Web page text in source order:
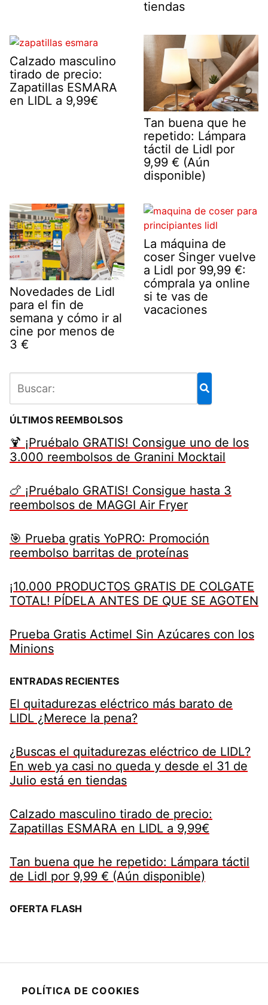
tiendas
Calzado masculino
tirado de precio:
Zapatillas ESMARA
en LIDL a 9,99€
Tan buena que he
repetido: Lámpara
táctil de Lidl por
9,99 € (Aún
disponible)
Novedades de Lidl
para el fin de
semana y cómo ir al
cine por menos de
3 €
La máquina de
coser Singer vuelve
a Lidl por 99,99 €:
cómprala ya online
si te vas de
vacaciones
ÚLTIMOS REEMBOLSOS
🍹 ¡Pruébalo GRATIS! Consigue uno de los
3.000 reembolsos de Granini Mocktail
🍗 ¡Pruébalo GRATIS! Consigue hasta 3
reembolsos de MAGGI Air Fryer
🎯 Prueba gratis YoPRO: Promoción
reembolso barritas de proteínas
¡10.000 PRODUCTOS GRATIS DE COLGATE
TOTAL! PÍDELA ANTES DE QUE SE AGOTEN
Prueba Gratis Actimel Sin Azúcares con los
Minions
ENTRADAS RECIENTES
El quitadurezas eléctrico más barato de
LIDL ¿Merece la pena?
¿Buscas el quitadurezas eléctrico de LIDL?
En web ya casi no queda y desde el 31 de
Julio está en tiendas
Calzado masculino tirado de precio:
Zapatillas ESMARA en LIDL a 9,99€
Tan buena que he repetido: Lámpara táctil
de Lidl por 9,99 € (Aún disponible)
OFERTA FLASH
POLÍTICA DE COOKIES